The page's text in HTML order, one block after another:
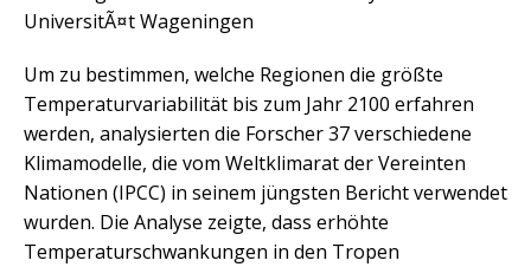
Um zu bestimmen, welche Regionen die größte
Temperaturvariabilität bis zum Jahr 2100 erfahren
werden, analysierten die Forscher 37 verschiedene
Klimamodelle, die vom Weltklimarat der Vereinten
Nationen (IPCC) in seinem jüngsten Bericht verwendet
wurden. Die Analyse zeigte, dass erhöhte
Temperaturschwankungen in den Tropen